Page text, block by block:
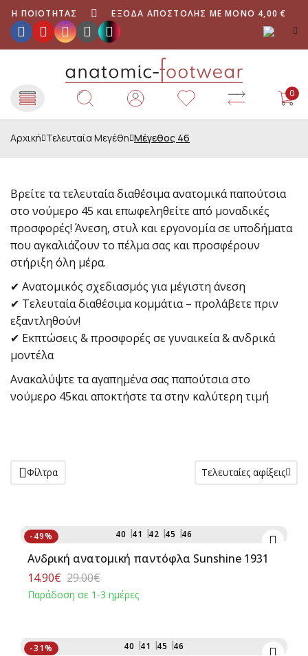
ΠΟΙΌΤΗΤΑΣ ΈΞΟΔΑ ΑΠΟΣΤΟΛΉΣ ΜΕ ΜΌΝΟ 4,00 €
0
Αρχική Τελευταία Μεγέθη Μέγεθος 46
Βρείτε τα τελευταία διαθέσιμα ανατομικά παπούτσια
στο νούμερο 45 και επωφεληθείτε από μοναδικές
προσφορές! Άνεση, στυλ και εργονομία σε υποδήματα
που αγκαλιάζουν το πέλμα σας και προσφέρουν
στήριξη όλη μέρα.
✔ Ανατομικός σχεδιασμός για μέγιστη άνεση
✔ Τελευταία διαθέσιμα κομμάτια – προλάβετε πριν
εξαντληθούν!
✔ Εκπτώσεις & προσφορές σε γυναικεία & ανδρικά
μοντέλα
Ανακαλύψτε τα αγαπημένα σας παπούτσια στο
νούμερο 45και αποκτήστε τα στην καλύτερη τιμή
Φίλτρα Τελευταίες αφίξεις
-49% 40 41 42 45 46
Ανδρική ανατομική παντόφλα Sunshine 1931
14.90€ 29.00€
Παράδοση σε 1-3 ημέρες
-31% 40 41 45 46